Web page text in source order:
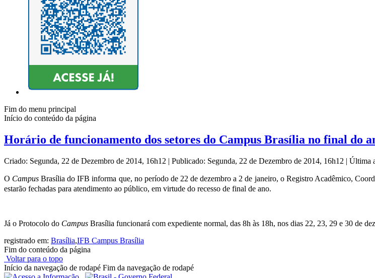
Fim do menu principal
Início do conteúdo da página
Horário de funcionamento dos setores do Campus Brasília no final do
Criado: Segunda, 22 de Dezembro de 2014, 16h12 | Publicado: Segunda, 22 de Dezembro de 2014, 16h12 | Última
O Campus Brasília do IFB informa que, no período de 22 de dezembro a 2 de janeiro, o Registro Acadêmico,
estarão fechadas para atendimento ao público, em virtude do recesso de final de ano.
Já o Protocolo do Campus Brasília funcionará com expediente normal, das 8h às 18h, nos dias 22, 23, 29 e 30 de
registrado em: Brasília,IFB Campus Brasília
Fim do conteúdo da página
Voltar para o topo
Início da navegação de rodapé Fim da navegação de rodapé